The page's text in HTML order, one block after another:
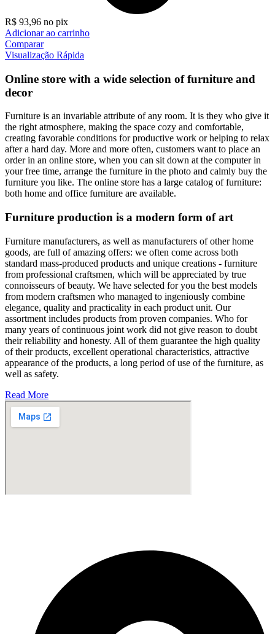
R$ 93,96 no pix
Adicionar ao carrinho
Comparar
Visualização Rápida
Online store with a wide selection of furniture and
decor
Furniture is an invariable attribute of any room. It is they who give it
the right atmosphere, making the space cozy and comfortable,
creating favorable conditions for productive work or helping to relax
after a hard day. More and more often, customers want to place an
order in an online store, when you can sit down at the computer in
your free time, arrange the furniture in the photo and calmly buy the
furniture you like. The online store has a large catalog of furniture:
both home and office furniture are available.
Furniture production is a modern form of art
Furniture manufacturers, as well as manufacturers of other home
goods, are full of amazing offers: we often come across both
standard mass-produced products and unique creations - furniture
from professional craftsmen, which will be appreciated by true
connoisseurs of beauty. We have selected for you the best models
from modern craftsmen who managed to ingeniously combine
elegance, quality and practicality in each product unit. Our
assortment includes products from proven companies. Who for
many years of continuous joint work did not give reason to doubt
their reliability and honesty. All of them guarantee the high quality
of their products, excellent operational characteristics, attractive
appearance of the products, a long period of use of the furniture, as
well as safety.
Read More